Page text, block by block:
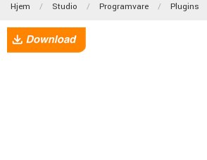
Hjem Studio Programvare Plugins